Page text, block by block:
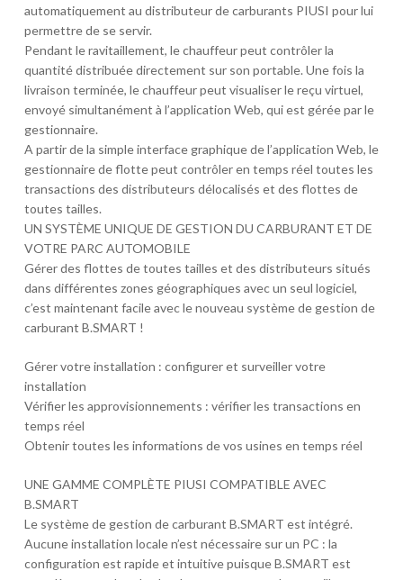
automatiquement au distributeur de carburants PIUSI pour lui
permettre de se servir.
Pendant le ravitaillement, le chauffeur peut contrôler la
quantité distribuée directement sur son portable. Une fois la
livraison terminée, le chauffeur peut visualiser le reçu virtuel,
envoyé simultanément à l’application Web, qui est gérée par le
gestionnaire.
A partir de la simple interface graphique de l’application Web, le
gestionnaire de flotte peut contrôler en temps réel toutes les
transactions des distributeurs délocalisés et des flottes de
toutes tailles.
UN SYSTÈME UNIQUE DE GESTION DU CARBURANT ET DE
VOTRE PARC AUTOMOBILE
Gérer des flottes de toutes tailles et des distributeurs situés
dans différentes zones géographiques avec un seul logiciel,
c’est maintenant facile avec le nouveau système de gestion de
carburant B.SMART !
Gérer votre installation : configurer et surveiller votre
installation
Vérifier les approvisionnements : vérifier les transactions en
temps réel
Obtenir toutes les informations de vos usines en temps réel
UNE GAMME COMPLÈTE PIUSI COMPATIBLE AVEC
B.SMART
Le système de gestion de carburant B.SMART est intégré.
Aucune installation locale n’est nécessaire sur un PC : la
configuration est rapide et intuitive puisque B.SMART est